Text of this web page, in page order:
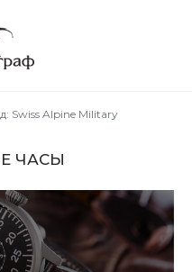
Swiss Alpine Military
ЧАСЫ